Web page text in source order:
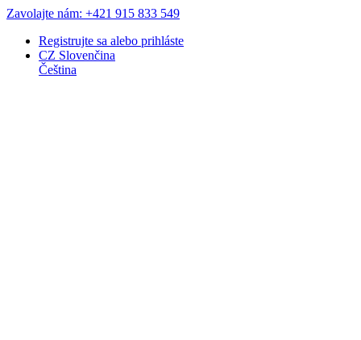
Zavolajte nám: +421 915 833 549
Registrujte sa alebo prihláste
CZ Slovenčina
Čeština